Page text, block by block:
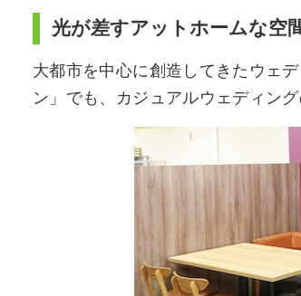
光が差すアットホームな空
大都市を中心に創造してきたウェ
ン」でも、カジュアルウェディン